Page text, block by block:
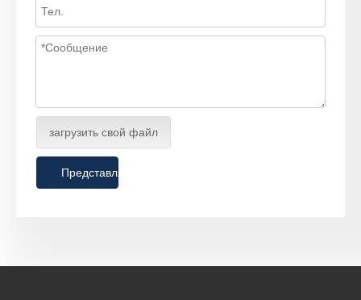
загрузить свой файл
Представлять на рассмотрение